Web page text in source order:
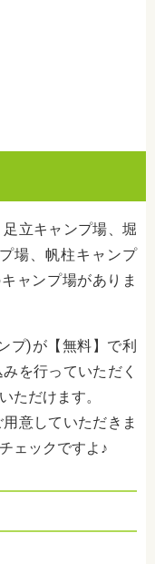
立キャンプ場、堀
場、帆柱キャンプ
ャンプ場がありま
プ)が【無料】で利
を行っていただく
ただけます。
意していただきま
ェックですよ♪